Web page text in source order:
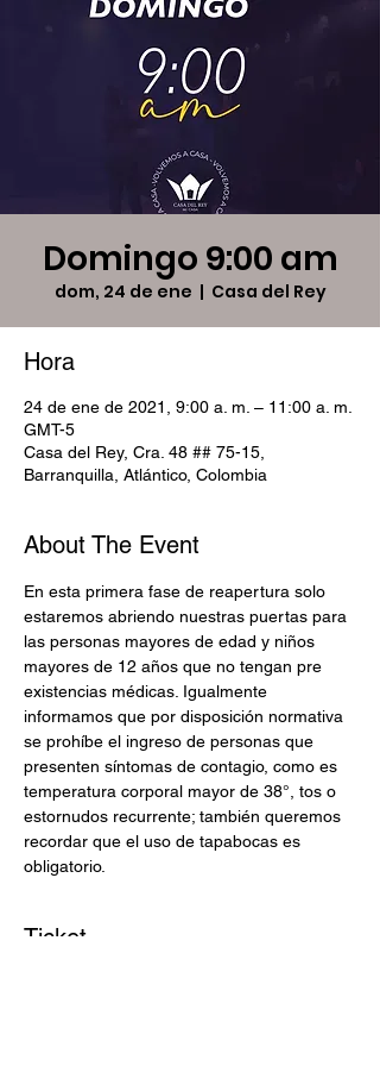
Domingo 9:00 am
dom, 24 de ene
  |
Casa del Rey
Hora
24 de ene de 2021, 9:00 a. m. – 11:00 a. m.
GMT-5
Casa del Rey, Cra. 48 ## 75-15,
Barranquilla, Atlántico, Colombia
About The Event
En esta primera fase de reapertura solo
estaremos abriendo nuestras puertas para
las personas mayores de edad y niños
mayores de 12 años que no tengan pre
existencias médicas. Igualmente
informamos que por disposición normativa
se prohíbe el ingreso de personas que
presenten síntomas de contagio, como es
temperatura corporal mayor de 38°, tos o
estornudos recurrente; también queremos
recordar que el uso de tapabocas es
obligatorio.
Ticket